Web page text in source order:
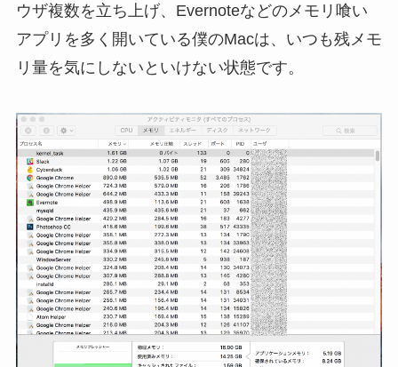
ウザ複数を立ち上げ、Evernoteなどのメモリ喰い
アプリを多く開いている僕のMacは、いつも残メモ
リ量を気にしないといけない状態です。